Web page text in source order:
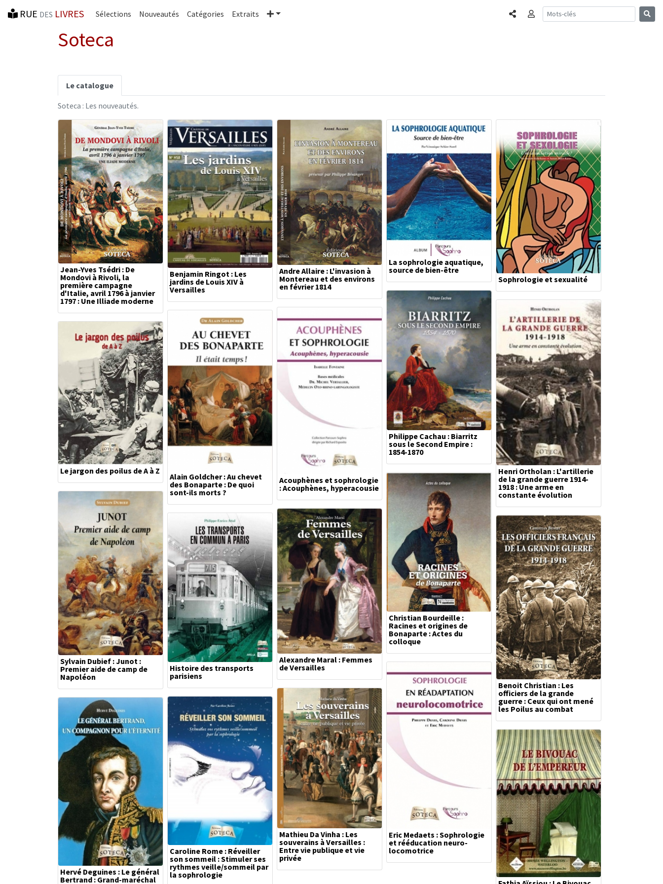
RUE DES LIVRES Sélections Nouveautés Catégories Extraits Plus PartagerConnexion
Soteca
Le catalogue
Soteca : Les nouveautés.
Jean-Yves Tsédri : De
Mondovi à Rivoli, la
première campagne
d'Italie, avril 1796 à janvier
1797 : Une Illiade moderne
Benjamin Ringot : Les
jardins de Louis XIV à
Versailles
Andre Allaire : L'invasion à
Montereau et des environs
en février 1814
La sophrologie aquatique,
source de bien-être
Sophrologie et sexualité
Philippe Cachau : Biarritz
sous le Second Empire :
1854-1870
Henri Ortholan : L'artillerie
de la grande guerre 1914-
1918 : Une arme en
constante évolution
Acouphènes et sophrologie
: Acouphènes, hyperacousie
Alain Goldcher : Au chevet
des Bonaparte : De quoi
sont-ils morts ?
Le jargon des poilus de A à Z
Christian Bourdeille :
Racines et origines de
Bonaparte : Actes du
colloque
Sylvain Dubief : Junot :
Premier aide de camp de
Napoléon
Alexandre Maral : Femmes
de Versailles
Histoire des transports
parisiens
Benoit Christian : Les
officiers de la grande
guerre : Ceux qui ont mené
les Poilus au combat
Eric Medaets : Sophrologie
et rééducation neuro-
locomotrice
Mathieu Da Vinha : Les
souverains à Versailles :
Entre vie publique et vie
privée
Caroline Rome : Réveiller
son sommeil : Stimuler ses
rythmes veille/sommeil par
la sophrologie
Hervé Deguines : Le général
Bertrand : Grand-maréchal